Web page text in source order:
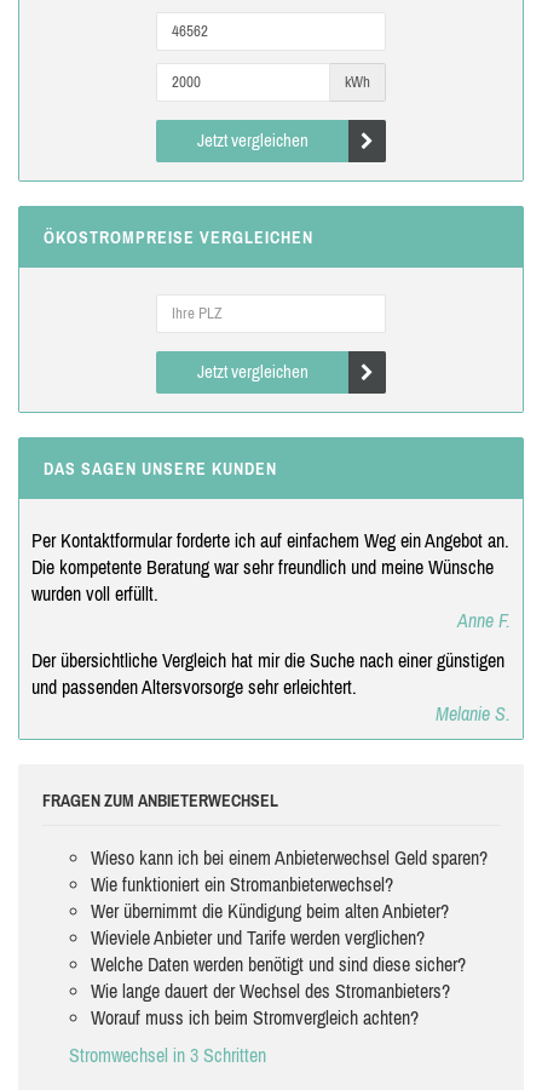
kWh
Jetzt vergleichen
ÖKOSTROMPREISE VERGLEICHEN
Jetzt vergleichen
DAS SAGEN UNSERE KUNDEN
Per Kontaktformular forderte ich auf einfachem Weg ein Angebot an.
Die kompetente Beratung war sehr freundlich und meine Wünsche
wurden voll erfüllt.
Anne F.
Der übersichtliche Vergleich hat mir die Suche nach einer günstigen
und passenden Altersvorsorge sehr erleichtert.
Melanie S.
FRAGEN ZUM ANBIETERWECHSEL
Wieso kann ich bei einem Anbieterwechsel Geld sparen?
Wie funktioniert ein Stromanbieterwechsel?
Wer übernimmt die Kündigung beim alten Anbieter?
Wieviele Anbieter und Tarife werden verglichen?
Welche Daten werden benötigt und sind diese sicher?
Wie lange dauert der Wechsel des Stromanbieters?
Worauf muss ich beim Stromvergleich achten?
Stromwechsel in 3 Schritten